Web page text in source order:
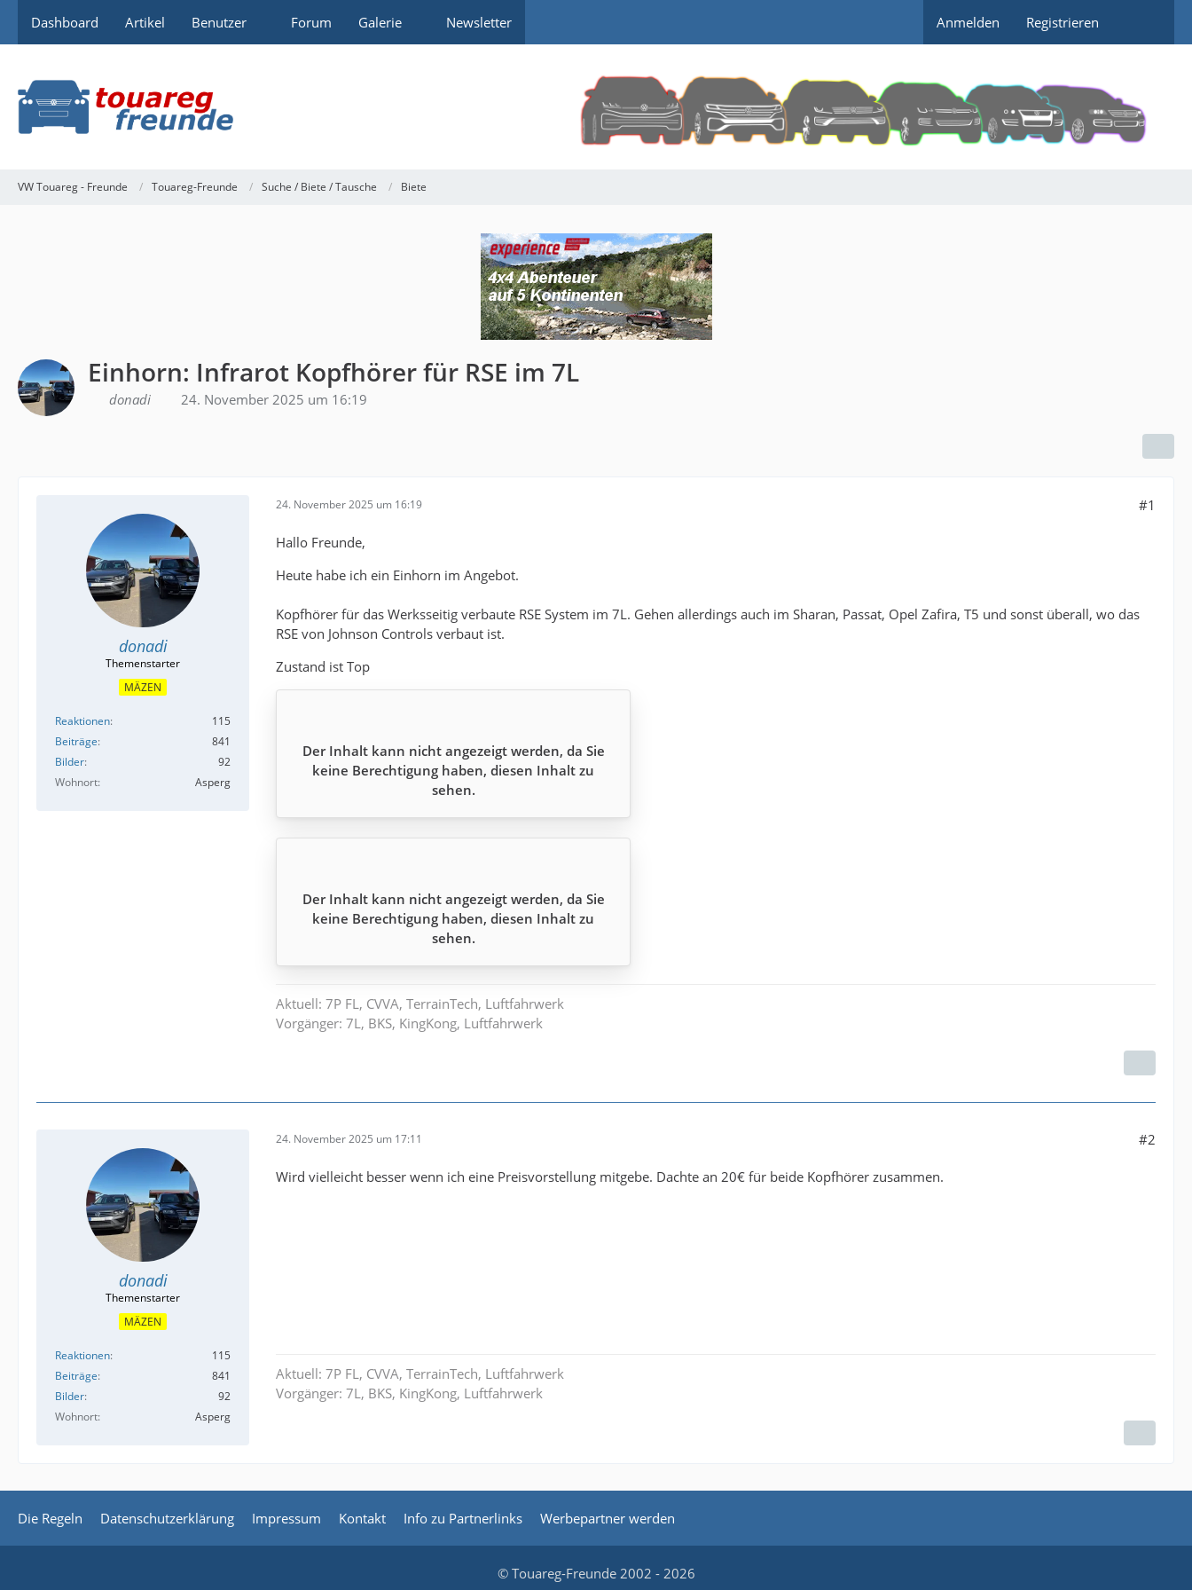
Dashboard Artikel Benutzer Forum Galerie Newsletter Anmelden Registrieren
VW Touareg - Freunde Touareg-Freunde Suche / Biete / Tausche Biete
Einhorn: Infrarot Kopfhörer für RSE im 7L
donadi 24. November 2025 um 16:19
donadi
MÄZEN
Reaktionen
115
Beiträge
841
Bilder
92
Wohnort
Asperg
24. November 2025 um 16:19 #1
Hallo Freunde,
Heute habe ich ein Einhorn im Angebot.
Kopfhörer für das Werksseitig verbaute RSE System im 7L. Gehen allerdings auch im Sharan, Passat, Opel Zafira, T5 und sonst überall, wo das
RSE von Johnson Controls verbaut ist.
Zustand ist Top
Der Inhalt kann nicht angezeigt werden, da Sie
keine Berechtigung haben, diesen Inhalt zu
sehen.
Der Inhalt kann nicht angezeigt werden, da Sie
keine Berechtigung haben, diesen Inhalt zu
sehen.
Aktuell: 7P FL, CVVA, TerrainTech, Luftfahrwerk
Vorgänger: 7L, BKS, KingKong, Luftfahrwerk
donadi
MÄZEN
Reaktionen
115
Beiträge
841
Bilder
92
Wohnort
Asperg
24. November 2025 um 17:11 #2
Wird vielleicht besser wenn ich eine Preisvorstellung mitgebe. Dachte an 20€ für beide Kopfhörer zusammen.
Aktuell: 7P FL, CVVA, TerrainTech, Luftfahrwerk
Vorgänger: 7L, BKS, KingKong, Luftfahrwerk
Die Regeln Datenschutzerklärung Impressum Kontakt Info zu Partnerlinks Werbepartner werden
© Touareg-Freunde 2002 - 2026